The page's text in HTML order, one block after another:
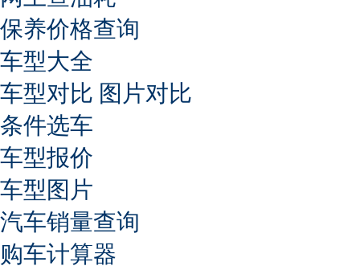
保养价格查询
车型大全
车型对比 图片对比
条件选车
车型报价
车型图片
汽车销量查询
购车计算器